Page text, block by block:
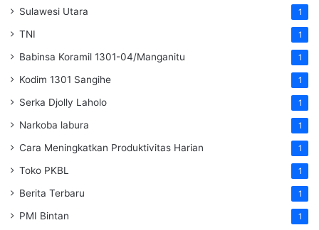
Sulawesi Utara 1
TNI 1
Babinsa Koramil 1301-04/Manganitu 1
Kodim 1301 Sangihe 1
Serka Djolly Laholo 1
Narkoba labura 1
Cara Meningkatkan Produktivitas Harian 1
Toko PKBL 1
Berita Terbaru 1
PMI Bintan 1